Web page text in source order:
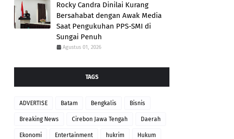
Rocky Candra Dinilai Kurang
Bersahabat dengan Awak Media
Saat Pengukuhan PPS-SMI di
Sungai Penuh
Agustus 01, 2026
TAGS
ADVERTISE Batam Bengkalis Bisnis
Breaking News Cirebon Jawa Tengah Daerah
Ekonomi Entertainment hukrim Hukum